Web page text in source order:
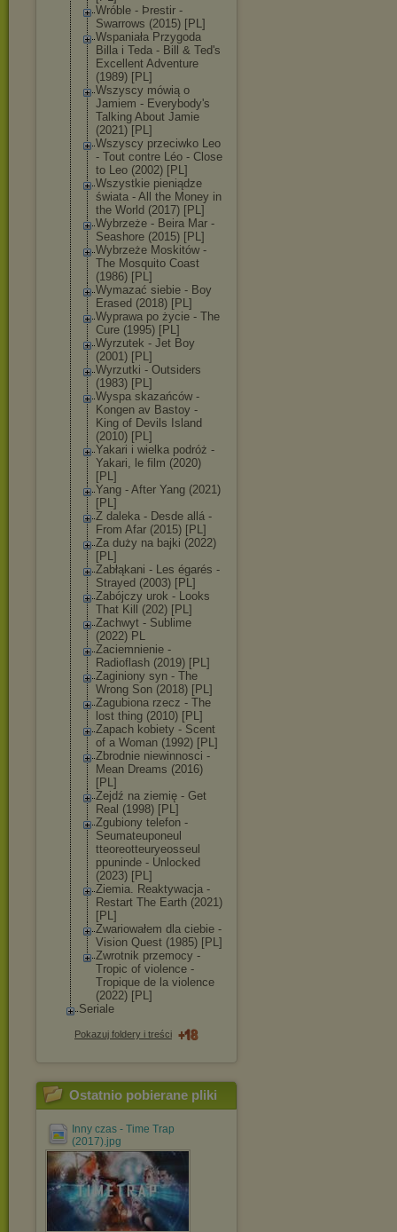
Wróble - Þrestir -
Swarrows (2015) [PL]
Wspaniała Przygoda
Billa i Teda - Bill & Ted's
Excellent Adventure
(1989) [PL]
Wszyscy mówią o
Jamiem - Everybody's
Talking About Jamie
(2021) [PL]
Wszyscy przeciwko Leo
- Tout contre Léo - Close
to Leo (2002) [PL]
Wszystkie pieniądze
świata - All the Money in
the World (2017) [PL]
Wybrzeże - Beira Mar -
Seashore (2015) [PL]
Wybrzeże Moskitów -
The Mosquito Coast
(1986) [PL]
Wymazać siebie - Boy
Erased (2018) [PL]
Wyprawa po życie - The
Cure (1995) [PL]
Wyrzutek - Jet Boy
(2001) [PL]
Wyrzutki - Outsiders
(1983) [PL]
Wyspa skazańców -
Kongen av Bastoy -
King of Devils Island
(2010) [PL]
Yakari i wielka podróż -
Yakari, le film (2020)
[PL]
Yang - After Yang (2021)
[PL]
Z daleka - Desde allá -
From Afar (2015) [PL]
Za duży na bajki (2022)
[PL]
Zabłąkani - Les égarés -
Strayed (2003) [PL]
Zabójczy urok - Looks
That Kill (202) [PL]
Zachwyt - Sublime
(2022) PL
Zaciemnienie -
Radioflash (2019) [PL]
Zaginiony syn - The
Wrong Son (2018) [PL]
Zagubiona rzecz - The
lost thing (2010) [PL]
Zapach kobiety - Scent
of a Woman (1992) [PL]
Zbrodnie niewinnosci -
Mean Dreams (2016)
[PL]
Zejdź na ziemię - Get
Real (1998) [PL]
Zgubiony telefon -
Seumateuponeul
tteoreotteuryeosseul
ppuninde - Unlocked
(2023) [PL]
Ziemia. Reaktywacja -
Restart The Earth (2021)
[PL]
Zwariowałem dla ciebie -
Vision Quest (1985) [PL]
Zwrotnik przemocy -
Tropic of violence -
Tropique de la violence
(2022) [PL]
Seriale
Pokazuj foldery i treści
Ostatnio pobierane pliki
Inny czas - Time Trap
(2017).jpg